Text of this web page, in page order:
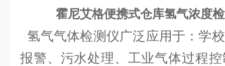
霍尼艾格便携式仓库氢气浓度
氢气气体检测仪广泛应用于：学
报警、污水处理、工业气体过程